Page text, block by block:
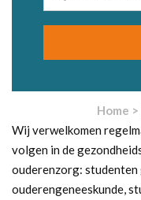
Home >
Wij verwelkomen
volgen in de
ouderenzorg: studenten
ouderengeneeskunde,